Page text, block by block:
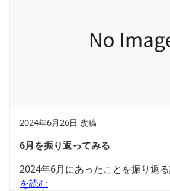
2024年6月26日 改稿
6月を振り返ってみる
2024年6月にあったことを振り返る
を読む